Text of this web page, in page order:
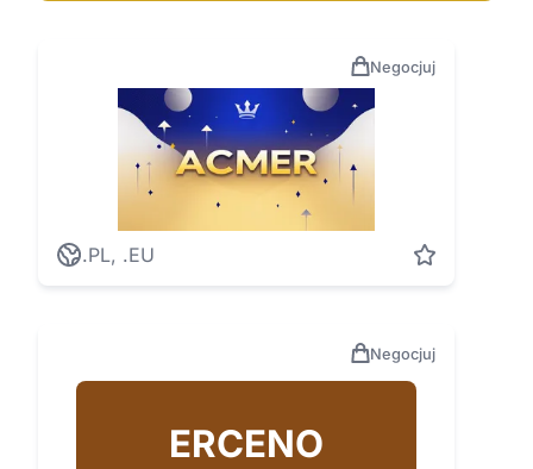
Negocjuj
.PL, .EU
Negocjuj
ERCENO